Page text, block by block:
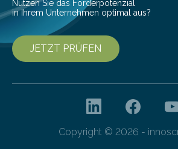
Nutzen Sie das Förderpotenzial
in Ihrem Unternehmen optimal aus?
JETZT PRÜFEN
Copyright © 2026 -